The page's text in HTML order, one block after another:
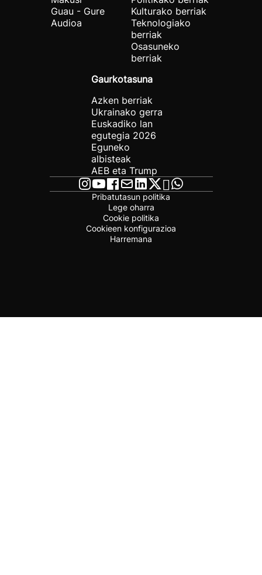
Guau - Gure
Audioa
Kulturako berriak
Teknologiako
berriak
Osasuneko
berriak
Gaurkotasuna
Azken berriak
Ukrainako gerra
Euskadiko lan
egutegia 2026
Eguneko
albisteak
AEB eta Trump
Pribatutasun politika
Lege oharra
Cookie politika
Cookieen konfigurazioa
Harremana